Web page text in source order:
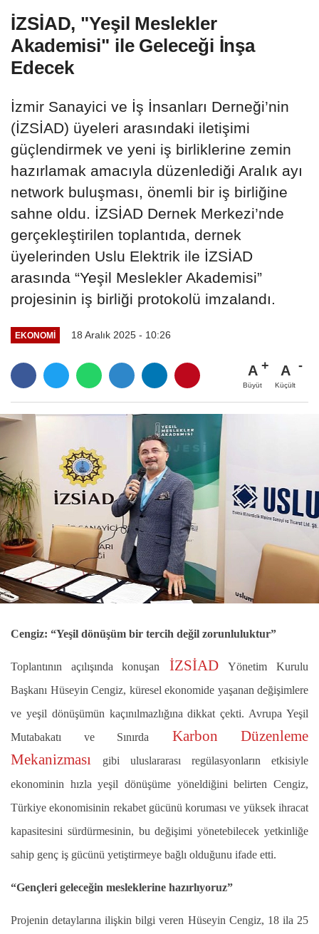
İZSİAD, "Yeşil Meslekler
Akademisi" ile Geleceği İnşa
Edecek
İzmir Sanayici ve İş İnsanları Derneği’nin
(İZSİAD) üyeleri arasındaki iletişimi
güçlendirmek ve yeni iş birliklerine zemin
hazırlamak amacıyla düzenlediği Aralık ayı
network buluşması, önemli bir iş birliğine
sahne oldu. İZSİAD Dernek Merkezi’nde
gerçekleştirilen toplantıda, dernek
üyelerinden Uslu Elektrik ile İZSİAD
arasında “Yeşil Meslekler Akademisi”
projesinin iş birliği protokolü imzalandı.
EKONOMI 18 Aralık 2025 - 10:26
A
Büyüt
A
Küçült
Cengiz: “Yeşil dönüşüm bir tercih değil zorunluluktur”
Toplantının açılışında konuşan İZSİADYönetim Kurulu
Başkanı Hüseyin Cengiz, küresel ekonomide yaşanan değişimlere
ve yeşil dönüşümün kaçınılmazlığına dikkat çekti. Avrupa Yeşil
Mutabakatı ve Sınırda
Karbon Düzenleme
Mekanizması
gibi uluslararası regülasyonların etkisiyle
ekonominin hızla yeşil dönüşüme yöneldiğini belirten Cengiz,
Türkiye ekonomisinin rekabet gücünü koruması ve yüksek ihracat
kapasitesini sürdürmesinin, bu değişimi yönetebilecek yetkinliğe
sahip genç iş gücünü yetiştirmeye bağlı olduğunu ifade etti.
“Gençleri geleceğin mesleklerine hazırlıyoruz”
Projenin detaylarına ilişkin bilgi veren Hüseyin Cengiz, 18 ila 25